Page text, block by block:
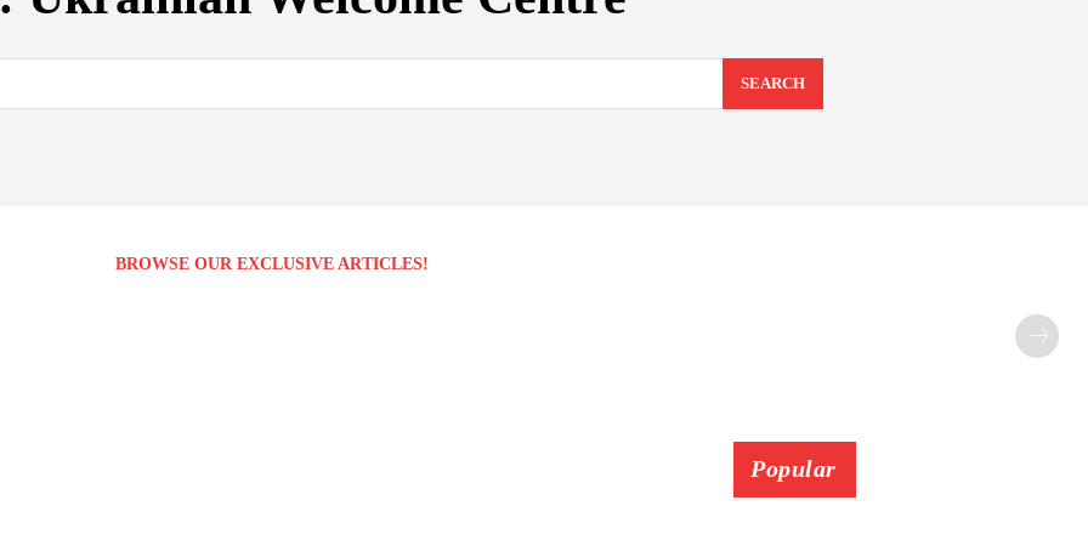
SEARCH
BROWSE OUR EXCLUSIVE ARTICLES!
Popular